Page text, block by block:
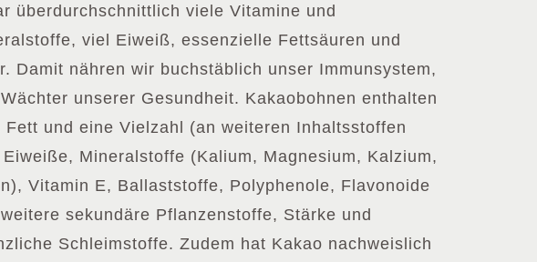
überdurchschnittlich viele Vitamine und
viel Eiweiß, essenzielle Fettsäuren und
Damit nähren wir buchstäblich unser Immunsystem,
unserer Gesundheit. Kakaobohnen enthalten
Fett und eine Vielzahl (an weiteren Inhaltsstoffen
Mineralstoffe (Kalium, Magnesium, Kalzium,
Vitamin E, Ballaststoffe, Polyphenole, Flavonoide
sekundäre Pflanzenstoffe, Stärke und
Schleimstoffe. Zudem hat Kakao nachweislich